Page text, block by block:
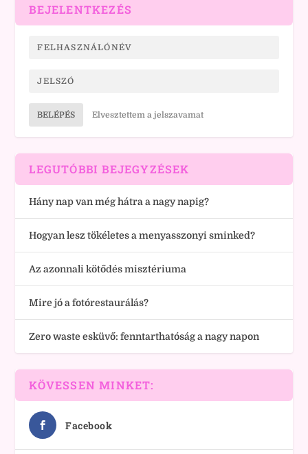
BEJELENTKEZÉS
BELÉPÉS Elvesztettem a jelszavamat
LEGUTÓBBI BEJEGYZÉSEK
Hány nap van még hátra a nagy napig?
Hogyan lesz tökéletes a menyasszonyi sminked?
Az azonnali kötődés misztériuma
Mire jó a fotórestaurálás?
Zero waste esküvő: fenntarthatóság a nagy napon
KÖVESSEN MINKET:
Facebook